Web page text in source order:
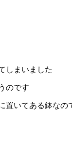
しまいました
のです
置いてある鉢なの